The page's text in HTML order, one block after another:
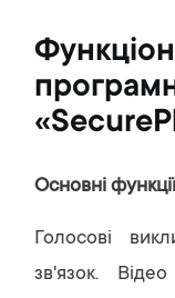
Основні функції
Голосові
зв'язок.